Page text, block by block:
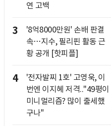
연 고백
3
'8억8000만원' 손배 판결
속…지수, 필리핀 활동 근
황 공개 [핫피플]
4
'전자발찌 1호' 고영욱, 이
번엔 이지혜 저격.."49평이
미니멀리즘? 많이 출세했
구나"